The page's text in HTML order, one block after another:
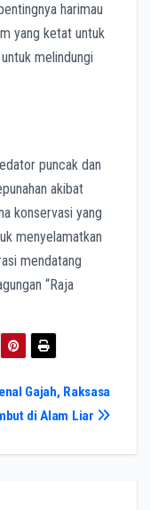
harimau
yang ketat untuk
melindungi
puncak dan
akibat
konservasi yang
menyelamatkan
mendatang
“Raja
Gajah, Raksasa
di Alam Liar